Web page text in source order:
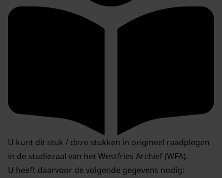
U kunt dit stuk / deze stukken in origineel raadplegen
in de studiezaal van het Westfries Archief (WFA).
U heeft daarvoor de volgende gegevens nodig: